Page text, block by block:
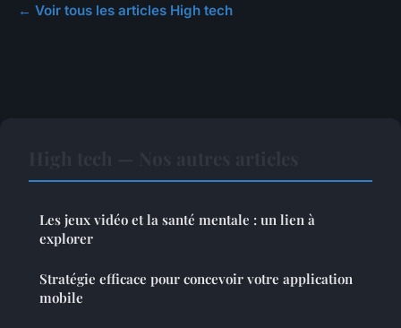
← Voir tous les articles High tech
Les jeux vidéo et la santé mentale : un lien à
explorer
Stratégie efficace pour concevoir votre application
mobile